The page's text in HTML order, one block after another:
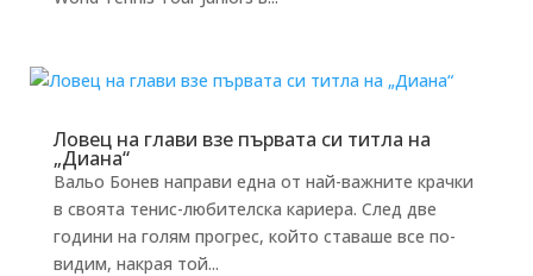
Ловец на глави взе първата си титла на
„Диана“
Вальо Бонев направи една от най-важните крачки
в своята тенис-любителска кариера. След две
години на голям прогрес, който ставаше все по-
видим, накрая той...